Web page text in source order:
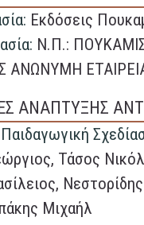
Εκδόσεις
N.Π.:
ΑΝΩΝΥΜΗ
ΑΝΑΠΤΥΞΗΣ
Τάσος
Μιχαήλ